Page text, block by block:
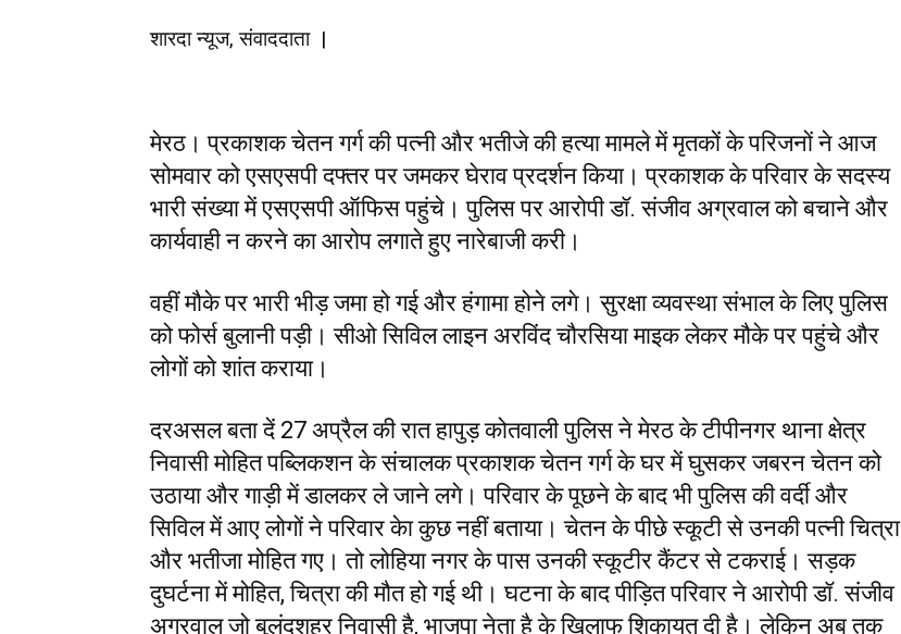
शारदा न्यूज, संवाददाता |
मेरठ। प्रकाशक चेतन गर्ग की पत्नी और भतीजे की हत्या मामले में मृतकों के परिजनों ने आज
सोमवार को एसएसपी दफ्तर पर जमकर घेराव प्रदर्शन किया। प्रकाशक के परिवार के सदस्य
भारी संख्या में एसएसपी ऑफिस पहुंचे। पुलिस पर आरोपी डॉ. संजीव अग्रवाल को बचाने और
कार्यवाही न करने का आरोप लगाते हुए नारेबाजी करी।
वहीं मौके पर भारी भीड़ जमा हो गई और हंगामा होने लगे। सुरक्षा व्यवस्था संभाल के लिए पुलिस
को फोर्स बुलानी पड़ी। सीओ सिविल लाइन अरविंद चौरसिया माइक लेकर मौके पर पहुंचे और
लोगों को शांत कराया।
दरअसल बता दें 27 अप्रैल की रात हापुड़ कोतवाली पुलिस ने मेरठ के टीपीनगर थाना क्षेत्र
निवासी मोहित पब्लिकशन के संचालक प्रकाशक चेतन गर्ग के घर में घुसकर जबरन चेतन को
उठाया और गाड़ी में डालकर ले जाने लगे। परिवार के पूछने के बाद भी पुलिस की वर्दी और
सिविल में आए लोगों ने परिवार केा कुछ नहीं बताया। चेतन के पीछे स्कूटी से उनकी पत्नी चित्रा
और भतीजा मोहित गए। तो लोहिया नगर के पास उनकी स्कूटीर कैंटर से टकराई। सड़क
दुघर्टना में मोहित, चित्रा की मौत हो गई थी। घटना के बाद पीड़ित परिवार ने आरोपी डॉ. संजीव
अग्रवाल जो बुलंदशहर निवासी है, भाजपा नेता है के खिलाफ शिकायत दी है। लेकिन अब तक